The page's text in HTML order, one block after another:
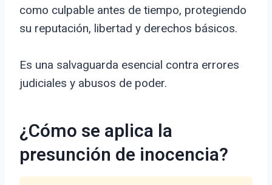
como culpable antes de tiempo, protegiendo
su reputación, libertad y derechos básicos.
Es una salvaguarda esencial contra errores
judiciales y abusos de poder.
¿Cómo se aplica la
presunción de inocencia?